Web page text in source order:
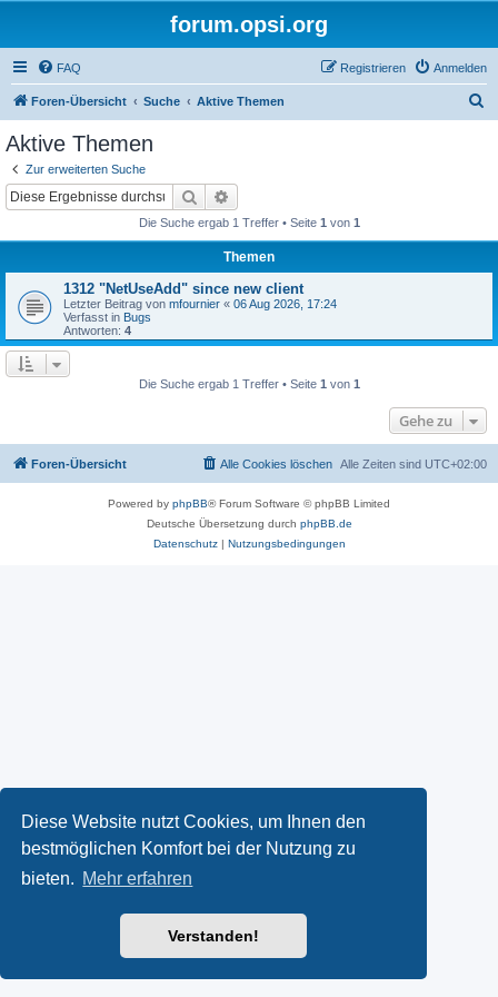
Diese Website nutzt Cookies, um Ihnen den
bestmöglichen Komfort bei der Nutzung zu
bieten. Mehr erfahren
Verstanden!
forum.opsi.org
FAQ Anmelden
Registrieren
Foren-Übersicht Suche Aktive Themen
Aktive Themen
Zur erweiterten Suche
Suche
Die Suche ergab 1 Treffer • Seite 1 von 1
Themen
1312 "NetUseAdd" since new client
Letzter Beitrag von mfournier « 06 Aug 2026, 17:24
Verfasst in Bugs
Antworten: 4
Die Suche ergab 1 Treffer • Seite 1 von 1
Gehe zu
Foren-Übersicht Alle Zeiten sind UTC+02:00
Alle Cookies löschen
Powered by phpBB® Forum Software © phpBB Limited
Deutsche Übersetzung durch phpBB.de
Datenschutz| Nutzungsbedingungen